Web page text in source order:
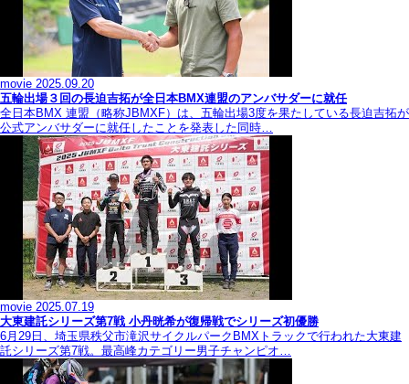
movie 2025.09.20
五輪出場３回の長迫吉拓が全日本BMX連盟のアンバサダーに就任
全日本BMX 連盟（略称JBMXF）は、五輪出場3度を果たしている長迫吉拓が
公式アンバサダーに就任したことを発表した同時…
movie 2025.07.19
大東建託シリーズ第7戦 ⼩丹晄希が復帰戦でシリーズ初優勝
6月29日、埼玉県秩父市滝沢サイクルパークBMXトラックで行われた大東建
託シリーズ第7戦。最高峰カテゴリー男子チャンピオ…